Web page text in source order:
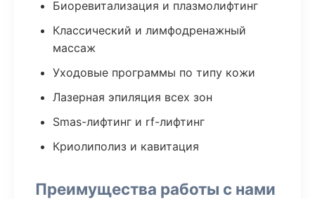
Биоревитализация и плазмолифтинг
Классический и лимфодренажный
массаж
Уходовые программы по типу кожи
Лазерная эпиляция всех зон
Smas-лифтинг и rf-лифтинг
Криолиполиз и кавитация
Преимущества работы с нами